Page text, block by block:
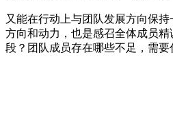
又能在行动上与团队发展方向保
方向和动力，也是感召全体成员
段？团队成员存在哪些不足，需要